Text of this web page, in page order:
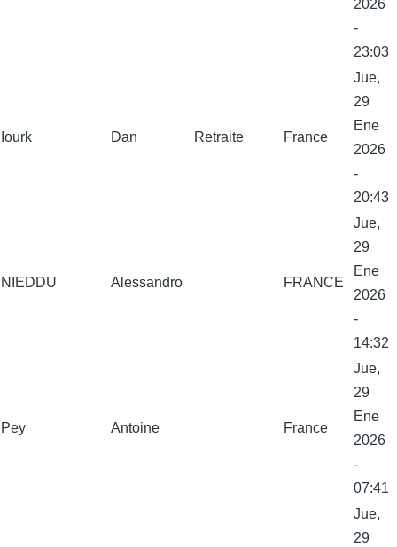
2026
-
23:03
Iourk Dan Retraite France
Jue,
29
Ene
2026
-
20:43
NIEDDU Alessandro FRANCE
Jue,
29
Ene
2026
-
14:32
Pey Antoine France
Jue,
29
Ene
2026
-
07:41
Jue,
29